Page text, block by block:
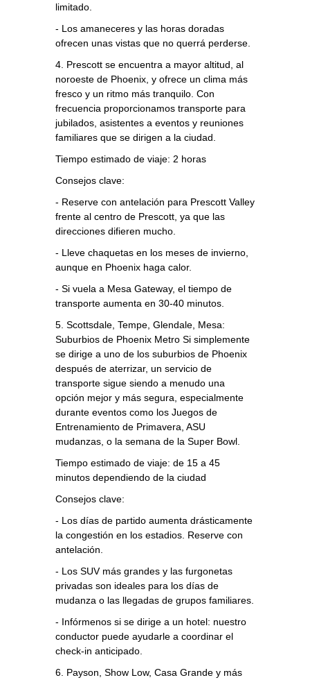
limitado.
- Los amaneceres y las horas doradas
ofrecen unas vistas que no querrá perderse.
4. Prescott se encuentra a mayor altitud, al
noroeste de Phoenix, y ofrece un clima más
fresco y un ritmo más tranquilo. Con
frecuencia proporcionamos transporte para
jubilados, asistentes a eventos y reuniones
familiares que se dirigen a la ciudad.
Tiempo estimado de viaje: 2 horas
Consejos clave:
- Reserve con antelación para Prescott Valley
frente al centro de Prescott, ya que las
direcciones difieren mucho.
- Lleve chaquetas en los meses de invierno,
aunque en Phoenix haga calor.
- Si vuela a Mesa Gateway, el tiempo de
transporte aumenta en 30-40 minutos.
5. Scottsdale, Tempe, Glendale, Mesa:
Suburbios de Phoenix Metro Si simplemente
se dirige a uno de los suburbios de Phoenix
después de aterrizar, un servicio de
transporte sigue siendo a menudo una
opción mejor y más segura, especialmente
durante eventos como los Juegos de
Entrenamiento de Primavera, ASU
mudanzas, o la semana de la Super Bowl.
Tiempo estimado de viaje: de 15 a 45
minutos dependiendo de la ciudad
Consejos clave:
- Los días de partido aumenta drásticamente
la congestión en los estadios. Reserve con
antelación.
- Los SUV más grandes y las furgonetas
privadas son ideales para los días de
mudanza o las llegadas de grupos familiares.
- Infórmenos si se dirige a un hotel: nuestro
conductor puede ayudarle a coordinar el
check-in anticipado.
6. Payson, Show Low, Casa Grande y más